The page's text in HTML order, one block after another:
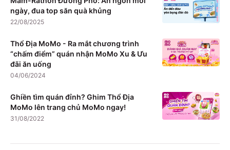
ngày, đua top săn quà khủng
22/08/2025
Thổ Địa MoMo - Ra mắt chương trình
“chấm điểm” quán nhận MoMo Xu & Ưu
đãi ăn uống
04/06/2024
Ghiền tìm quán đỉnh? Ghim Thổ Địa
MoMo lên trang chủ MoMo ngay!
31/08/2022